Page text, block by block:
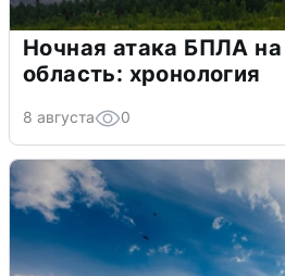
Ночная атака БПЛА
область: хронология
8 августа 0